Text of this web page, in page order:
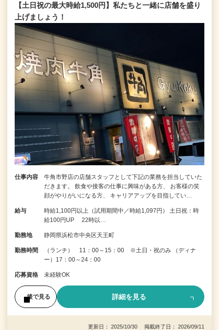
【土日祝の最大時給1,500円】私たちと一緒に店舗を盛り
上げましょう！
仕事内容
牛角市野店の店舗スタッフとして下記の業務を担当していた
だきます。 飲食や接客の仕事に興味がある方、 お客様の笑
顔がやりがいになる方、 キャリアアップを目指してい…
給与
時給1,100円以上（試用期間中／時給1,097円） 土日祝：時
給100円UP 22時以…
勤務地 静岡県浜松市中央区天王町
勤務時間
（ランチ） 11：00～15：00 ※土日・祝のみ （ディナ
ー）17：00～24：00
応募資格 未経験OK
後で見る 詳細を見る
更新日： 2025/10/30 掲載終了日： 2026/09/11